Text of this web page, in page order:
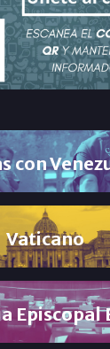
con
Vaticano
Episcopal